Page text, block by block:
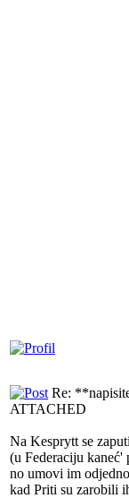
Re:
ATTACHED
Na Kesprytt se
(u Federaciju kaneć'
no umovi im
kad Priti su zarobili